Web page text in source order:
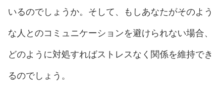
いるのでしょうか。そして、もしあなたがそのよう
な人とのコミュニケーションを避けられない場合、
どのように対処すればストレスなく関係を維持でき
るのでしょう。